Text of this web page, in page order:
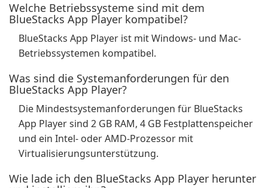
Welche Betriebssysteme sind mit dem
BlueStacks App Player kompatibel?
BlueStacks App Player ist mit Windows- und Mac-
Betriebssystemen kompatibel.
Was sind die Systemanforderungen für den
BlueStacks App Player?
Die Mindestsystemanforderungen für BlueStacks
App Player sind 2 GB RAM, 4 GB Festplattenspeicher
und ein Intel- oder AMD-Prozessor mit
Virtualisierungsunterstützung.
Wie lade ich den BlueStacks App Player herunter